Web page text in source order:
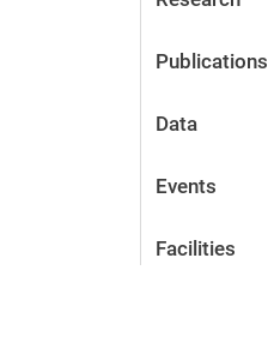
Publications
Data
Events
Facilities